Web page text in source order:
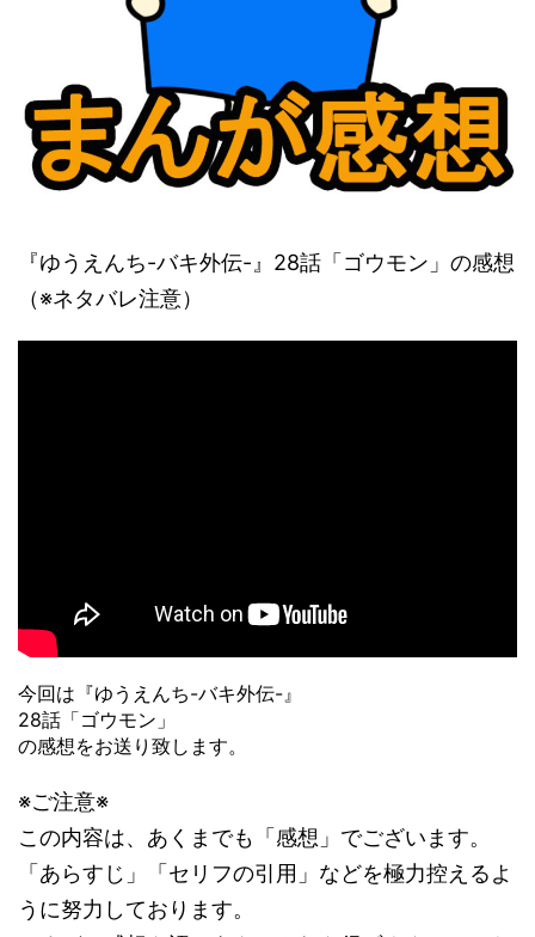
『ゆうえんち-バキ外伝-』28話「ゴウモン」の感想
（※ネタバレ注意）
今回は『ゆうえんち-バキ外伝-』
28話「ゴウモン」
の感想をお送り致します。
※ご注意※
この内容は、あくまでも「感想」でございます。
「あらすじ」「セリフの引用」などを極力控えるよ
うに努力しております。